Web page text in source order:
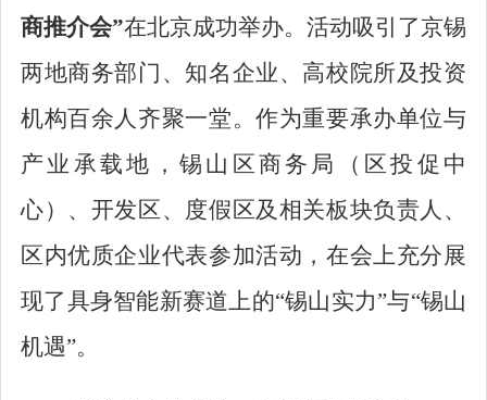
商推介会”在北京成功举办。活动吸引了京锡
两地商务部门、知名企业、高校院所及投资
机构百余人齐聚一堂。作为重要承办单位与
产业承载地，锡山区商务局（区投促中
心）、 开发区、度假区及 相关板块负责人 、
区内优质企业代表参加活动，在会上充分展
现了具身智能新赛道上的“锡山实力”与“锡山
机遇”。